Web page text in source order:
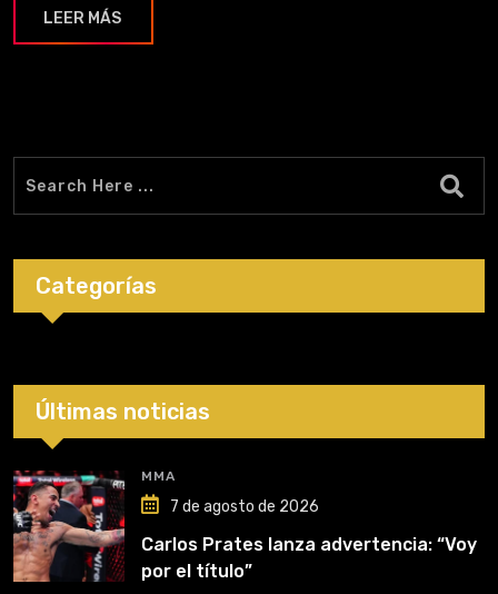
LEER MÁS
Categorías
Últimas noticias
MMA
7 de agosto de 2026
Carlos Prates lanza advertencia: “Voy
por el título”